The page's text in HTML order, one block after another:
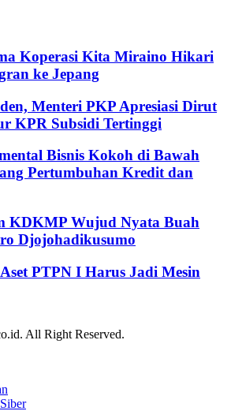
Koperasi Kita Miraino Hikari
ke Jepang
Menteri PKP Apresiasi Dirut
KPR Subsidi Tertinggi
Bisnis Kokoh di Bawah
Pertumbuhan Kredit dan
KDKMP Wujud Nyata Buah
Djojohadikusumo
PTPN I Harus Jadi Mesin
All Right Reserved.